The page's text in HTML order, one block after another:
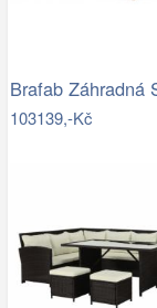
103139,-Kč